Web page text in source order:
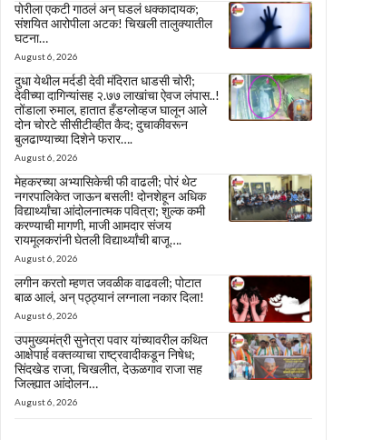
पोरीला एकटी गाठलं अन् घडलं धक्कादायक;
संशयित आरोपीला अटक! चिखली तालुक्यातील
घटना…
August 6, 2026
दुधा येथील मर्दडी देवी मंदिरात धाडसी चोरी;
देवीच्या दागिन्यांसह २.७७ लाखांचा ऐवज लंपास..!
तोंडाला रुमाल, हातात हँडग्लोव्हज घालून आले
दोन चोरटे सीसीटीव्हीत कैद; दुचाकीवरून
बुलढाण्याच्या दिशेने फरार….
August 6, 2026
मेहकरच्या अभ्यासिकेची फी वाढली; पोरं थेट
नगरपालिकेत जाऊन बसली! दोनशेहून अधिक
विद्यार्थ्यांचा आंदोलनात्मक पवित्रा; शुल्क कमी
करण्याची मागणी, माजी आमदार संजय
रायमूलकरांनी घेतली विद्यार्थ्यांची बाजू….
August 6, 2026
लगीन करतो म्हणत जवळीक वाढवली; पोटात
बाळ आलं, अन् पठ्ठ्यानं लग्नाला नकार दिला!
August 6, 2026
उपमुख्यमंत्री सुनेत्रा पवार यांच्यावरील कथित
आक्षेपार्ह वक्तव्याचा राष्ट्रवादीकडून निषेध;
सिंदखेड राजा, चिखलीत, देऊळगाव राजा सह
जिल्ह्यात आंदोलन…
August 6, 2026